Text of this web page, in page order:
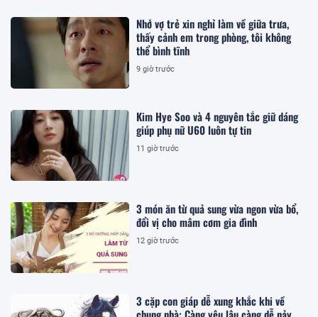
Nhớ vợ trẻ xin nghỉ làm về giữa trưa,
thấy cảnh em trong phòng, tôi không
thể bình tĩnh
9 giờ trước
Kim Hye Soo và 4 nguyên tắc giữ dáng
giúp phụ nữ U60 luôn tự tin
11 giờ trước
3 món ăn từ quả sung vừa ngon vừa bổ,
đổi vị cho mâm cơm gia đình
12 giờ trước
3 cặp con giáp dễ xung khắc khi về